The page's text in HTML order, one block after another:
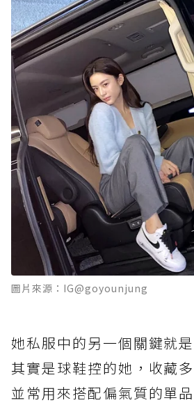
圖片來源：IG@goyounjung
她私服中的另一個關鍵就
其實是球鞋控的她，收藏
並常用來搭配偏氣質的單